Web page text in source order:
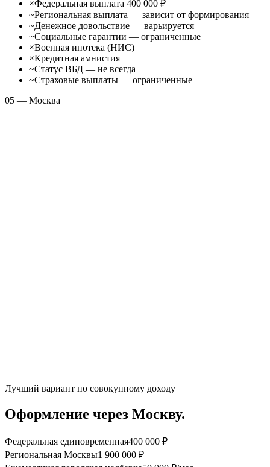
×Федеральная выплата 400 000 ₽
~Региональная выплата — зависит от формирования
~Денежное довольствие — варьируется
~Социальные гарантии — ограниченные
×Военная ипотека (НИС)
×Кредитная амнистия
~Статус ВБД — не всегда
~Страховые выплаты — ограниченные
05 — Москва
Лучший вариант по совокупному доходу
Оформление через Москву.
Федеральная единовременная400 000 ₽
Региональная Москвы1 900 000 ₽